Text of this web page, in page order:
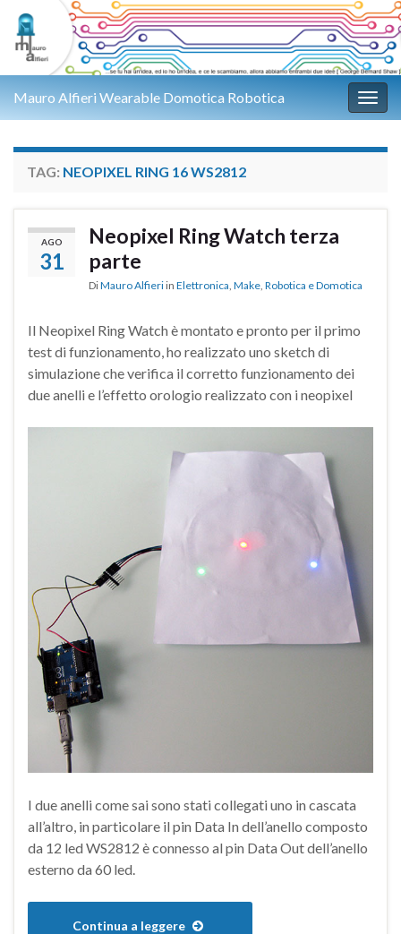
Mauro Alfieri Wearable Domotica Robotica
TAG: NEOPIXEL RING 16 WS2812
AGO
31
Neopixel Ring Watch terza
parte
DiMauro Alfieri in Elettronica, Make, Robotica e Domotica
Il Neopixel Ring Watch è montato e pronto per il primo
test di funzionamento, ho realizzato uno sketch di
simulazione che verifica il corretto funzionamento dei
due anelli e l’effetto orologio realizzato con i neopixel
I due anelli come sai sono stati collegati uno in cascata
all’altro, in particolare il pin Data In dell’anello composto
da 12 led WS2812 è connesso al pin Data Out dell’anello
esterno da 60 led.
Continua a leggere